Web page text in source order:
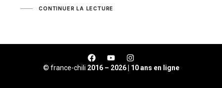
CONTINUER LA LECTURE
© france-chili 2016 – 2026 | 10 ans en ligne